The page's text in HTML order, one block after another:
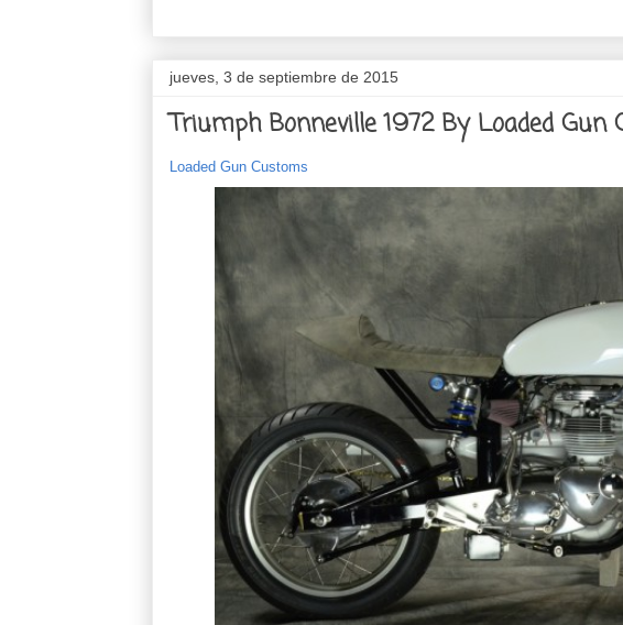
jueves, 3 de septiembre de 2015
Triumph Bonneville 1972 By Loaded Gun
Loaded Gun Customs